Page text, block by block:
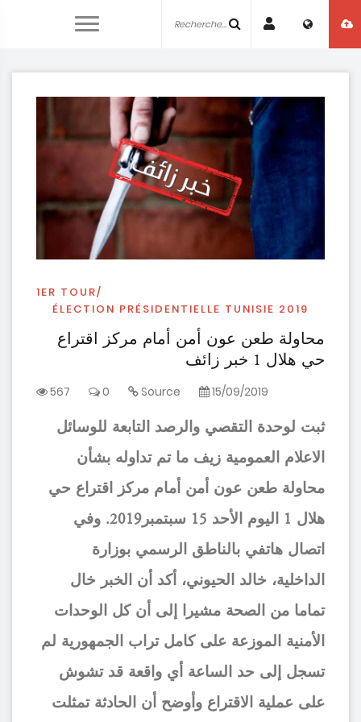
1ER TOUR
ÉLECTION PRÉSIDENTIELLE TUNISIE 2019
محاولة طعن عون أمن أمام مركز اقتراع
حي هلال 1 خبر زائف
567 0 Source 15/09/2019
ثبت لوحدة التقصي والرصد التابعة للوسائل
الاعلام العمومية زيف ما تم تداوله بشأن
محاولة طعن عون أمن أمام مركز اقتراع حي
هلال 1 اليوم الأحد 15 سبتمبر2019. وفي
اتصال هاتفي بالناطق الرسمي بوزارة
الداخلية، خالد الحيوني، أكد أن الخبر خال
تماما من الصحة مشيرا إلى أن كل الوحدات
الأمنية الموزعة على كامل تراب الجمهورية لم
تسجل إلى حد الساعة أي واقعة قد تشوش
على عملية الاقتراع وأوضح أن الحادثة تمثلت